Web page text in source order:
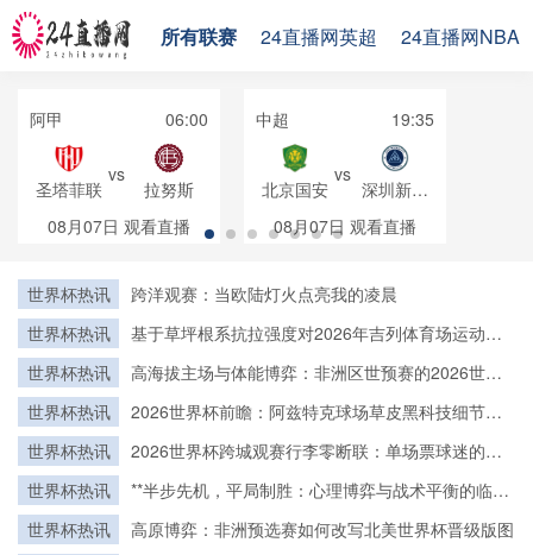
所有联赛 24直播网英超 24直播网NBA
阿甲 06:00
圣塔菲联
vs
拉努斯
08月07日 观看直播
中超 19:35
北京国安
vs
深圳新鹏
城
08月07日 观看直播
世界杯热讯
跨洋观赛：当欧陆灯火点亮我的凌晨
世界杯热讯
基于草坪根系抗拉强度对2026年吉列体育场运动员
世界杯热讯
高海拔主场与体能博弈：非洲区世预赛的2026世界
世界杯热讯
2026世界杯前瞻：阿兹特克球场草皮黑科技细节首
世界杯热讯
2026世界杯跨城观赛行李零断联：单场票球迷的极
世界杯热讯
**半步先机，平局制胜：心理博弈与战术平衡的临界
世界杯热讯
高原博弈：非洲预选赛如何改写北美世界杯晋级版图